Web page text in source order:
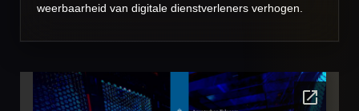
weerbaarheid van digitale dienstverleners verhogen.